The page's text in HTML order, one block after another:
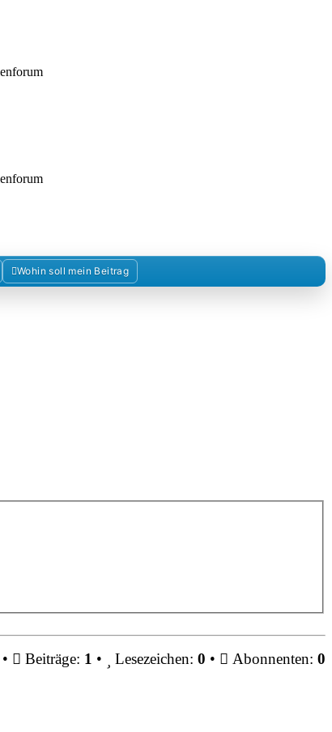
Wohin soll mein Beitrag
• Beiträge: 1 • Lesezeichen: 0 • Abonnenten: 0